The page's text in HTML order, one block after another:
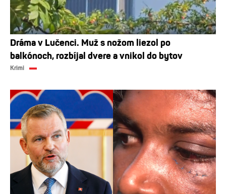
Dráma v Lučenci. Muž s nožom liezol po
balkónoch, rozbíjal dvere a vnikol do bytov
Krimi